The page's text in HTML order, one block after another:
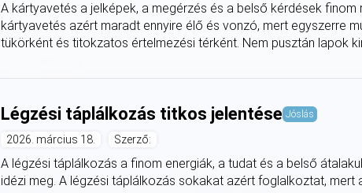
A kártyavetés a jelképek, a megérzés és a belső kérdések
kártyavetés azért maradt ennyire élő és vonzó, mert egyszerre
tükörként és titokzatos értelmezési térként. Nem pusztán lapok
Légzési táplálkozás titkos jelentése Jóslás
2026. március 18. Szerző:
A légzési táplálkozás a finom energiák, a tudat és a belső
idézi meg. A légzési táplálkozás sokakat azért foglalkoztat,